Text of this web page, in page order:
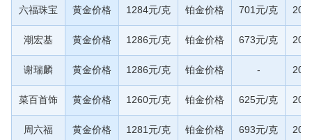
六福珠宝 黄金价格 1284元/克 铂金价格 701元/克
潮宏基 黄金价格 1286元/克 铂金价格 673元/克
谢瑞麟 黄金价格 1286元/克 铂金价格 -
菜百首饰 黄金价格 1260元/克 铂金价格 625元/克
周六福 黄金价格 1281元/克 铂金价格 693元/克